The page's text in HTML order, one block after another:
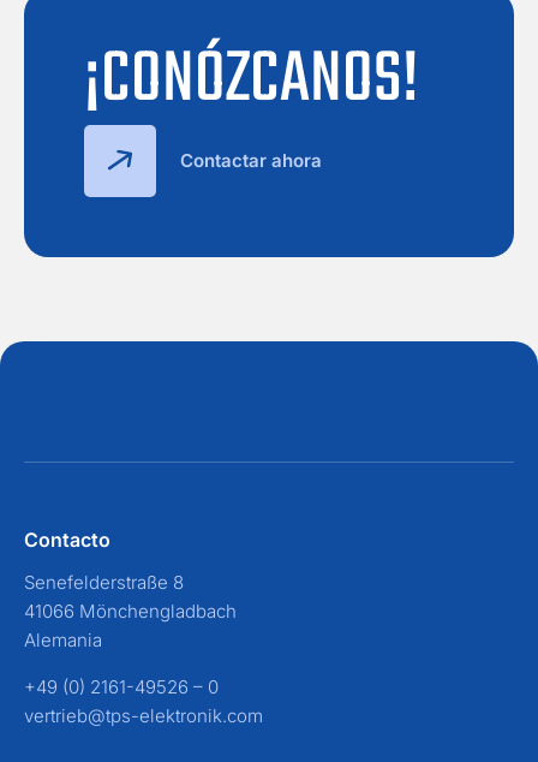
¡CONÓZCANOS!
Contactar ahora
Contacto
Senefelderstraße 8
41066 Mönchengladbach
Alemania
+49 (0) 2161-49526 – 0
vertrieb@tps-elektronik.com